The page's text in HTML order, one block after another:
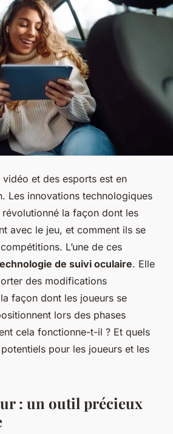
et des esports est en
Les innovations technologiques
la façon dont les
avec le jeu, et comment ils se
L’une de ces
de suivi oculaire. Elle
des modifications
façon dont les joueurs se
lors des phases
cela fonctionne-t-il ? Et quels
pour les joueurs et les
: un outil précieux